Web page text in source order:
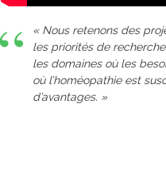
« Nous retenons des
les priorités de
les domaines où les
où l’homéopathie est
d’avantages. »